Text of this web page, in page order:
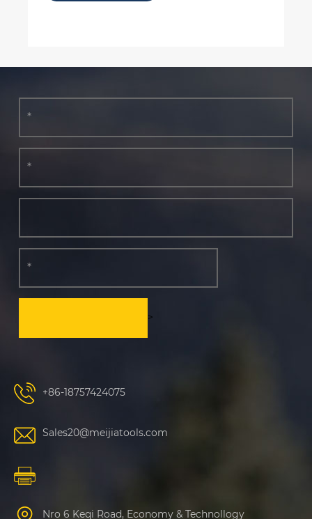
>
+86-18757424075
Sales20@meijiatools.com
Nro 6 Keqi Road, Economy & Technollogy